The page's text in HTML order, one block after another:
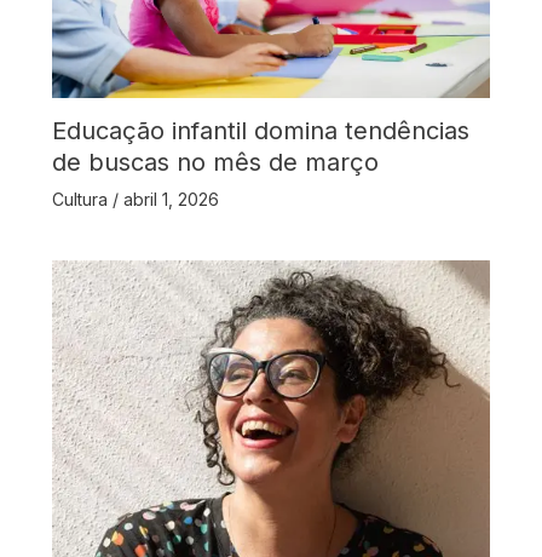
Educação infantil domina tendências
de buscas no mês de março
Cultura / abril 1, 2026